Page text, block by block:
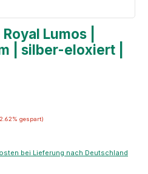
Lumos |
| silber-eloxiert |
gespart)
bei Lieferung nach Deutschland